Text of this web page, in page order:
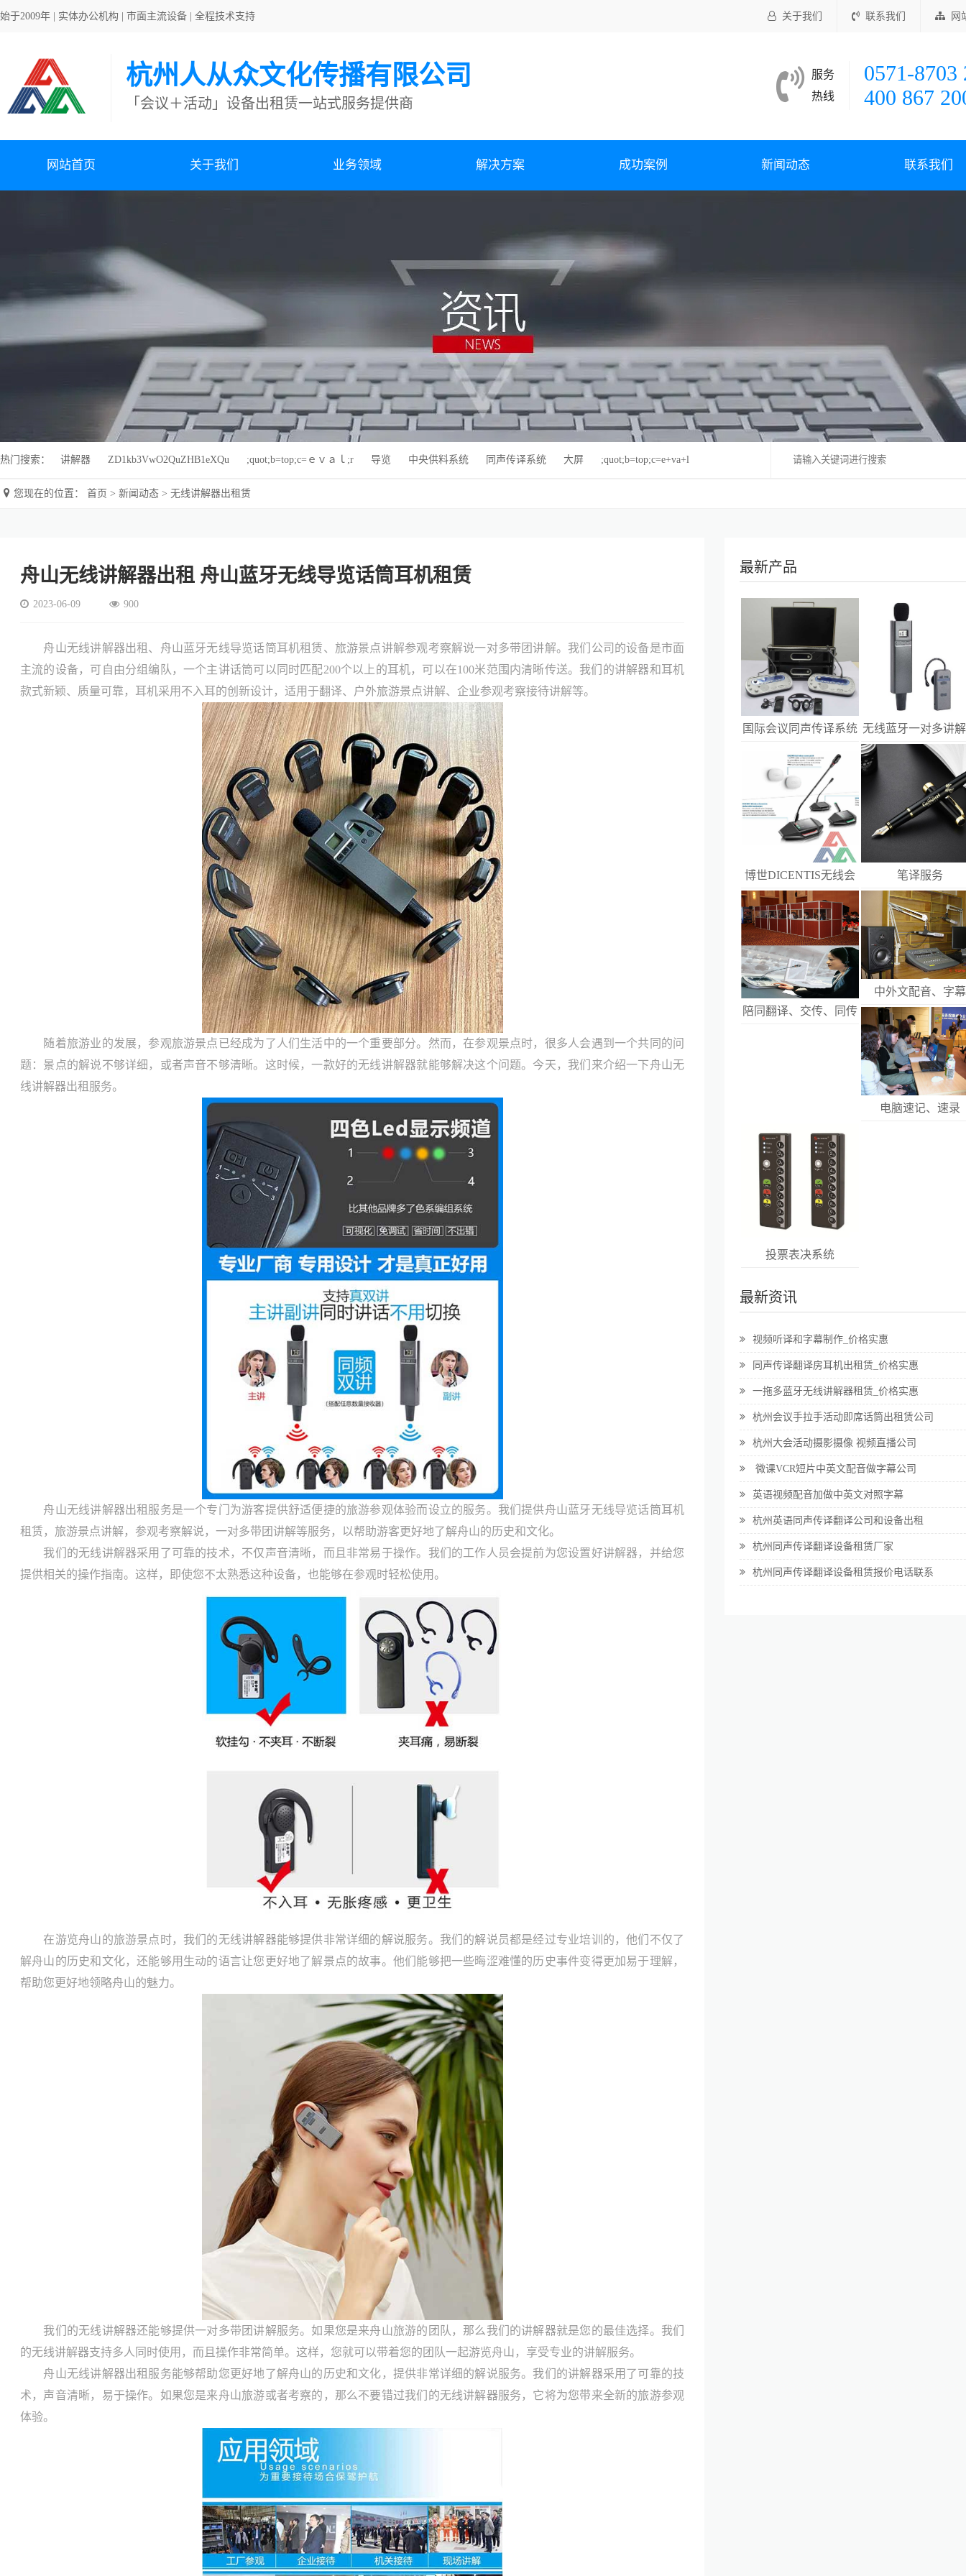
始于2009年 | 实体办公机构 | 市面主流设备 | 全程技术支持 关于我们 联系我们 网
杭州人从众文化传播有限公司
「会议＋活动」设备出租赁一站式服务提供商
服务
热线
0571-8703
400 867
网站首页 关于我们 业务领域 解决方案 成功案例 新闻动态 联系我们
热门搜索： 讲解器 ZD1kb3VwO2QuZHB1eXQu ;quot;b=top;c=ｅｖａｌ;r 导览 中央供料系统 同声传译系统 大屏 ;quot;b=top;c=e+va+l
您现在的位置： 首页 > 新闻动态 > 无线讲解器出租赁
舟山无线讲解器出租 舟山蓝牙无线导览话筒耳机租赁
2023-06-09 900
舟山无线讲解器出租、舟山蓝牙无线导览话筒耳机租赁、旅游景点讲解参观考察解说一对多带团讲解。我们公司的设备是市面
主流的设备，可自由分组编队，一个主讲话筒可以同时匹配200个以上的耳机，可以在100米范围内清晰传送。我们的讲解器和耳机
款式新颖、质量可靠，耳机采用不入耳的创新设计，适用于翻译、户外旅游景点讲解、企业参观考察接待讲解等。
随着旅游业的发展，参观旅游景点已经成为了人们生活中的一个重要部分。然而，在参观景点时，很多人会遇到一个共同的问
题：景点的解说不够详细，或者声音不够清晰。这时候，一款好的无线讲解器就能够解决这个问题。今天，我们来介绍一下舟山无
线讲解器出租服务。
舟山无线讲解器出租服务是一个专门为游客提供舒适便捷的旅游参观体验而设立的服务。我们提供舟山蓝牙无线导览话筒耳机
租赁，旅游景点讲解，参观考察解说，一对多带团讲解等服务，以帮助游客更好地了解舟山的历史和文化。
我们的无线讲解器采用了可靠的技术，不仅声音清晰，而且非常易于操作。我们的工作人员会提前为您设置好讲解器，并给您
提供相关的操作指南。这样，即使您不太熟悉这种设备，也能够在参观时轻松使用。
在游览舟山的旅游景点时，我们的无线讲解器能够提供非常详细的解说服务。我们的解说员都是经过专业培训的，他们不仅了
解舟山的历史和文化，还能够用生动的语言让您更好地了解景点的故事。他们能够把一些晦涩难懂的历史事件变得更加易于理解，
帮助您更好地领略舟山的魅力。
我们的无线讲解器还能够提供一对多带团讲解服务。如果您是来舟山旅游的团队，那么我们的讲解器就是您的最佳选择。我们
的无线讲解器支持多人同时使用，而且操作非常简单。这样，您就可以带着您的团队一起游览舟山，享受专业的讲解服务。
舟山无线讲解器出租服务能够帮助您更好地了解舟山的历史和文化，提供非常详细的解说服务。我们的讲解器采用了可靠的技
术，声音清晰，易于操作。如果您是来舟山旅游或者考察的，那么不要错过我们的无线讲解器服务，它将为您带来全新的旅游参观
体验。
最新产品
国际会议同声传译系统 无线蓝牙一对多讲
话筒耳机
博世DICENTIS无线会
议话筒
笔译服务
陪同翻译、交传、同传
中外文配音、字幕
电脑速记、速录
投票表决系统
最新资讯
视频听译和字幕制作_价格实惠
同声传译翻译房耳机出租赁_价格实惠
一拖多蓝牙无线讲解器租赁_价格实惠
杭州会议手拉手活动即席话筒出租赁公司
杭州大会活动摄影摄像 视频直播公司
微课VCR短片中英文配音做字幕公司
英语视频配音加做中英文对照字幕
杭州英语同声传译翻译公司和设备出租
杭州同声传译翻译设备租赁厂家
杭州同声传译翻译设备租赁报价电话联系